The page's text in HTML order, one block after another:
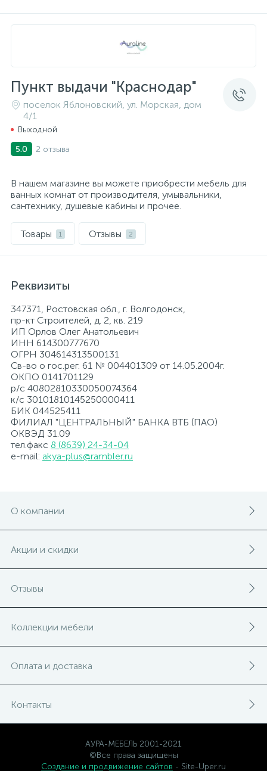
Пункт выдачи "Краснодар"
поселок Яблоновский, ул. Морская, дом
4/1
Выходной
5.0
2 отзыва
В нашем магазине вы можете приобрести мебель для
ванных комнат от производителя, умывальники,
сантехнику, душевые кабины и прочее.
Товары 1 Отзывы 2
Реквизиты
347371, Ростовская обл., г. Волгодонск,
пр-кт Строителей, д. 2, кв. 219
ИП Орлов Олег Анатольевич
ИНН 614300777670
ОГРН 304614313500131
Св-во о гос.рег. 61 № 004401309 от 14.05.2004г.
ОКПО 0141701129
р/с 40802810330050074364
к/с 30101810145250000411
БИК 044525411
ФИЛИАЛ "ЦЕНТРАЛЬНЫЙ" БАНКА ВТБ (ПАО)
ОКВЭД 31.09
тел.факс 8 (8639) 24-34-04
e-mail: akya-plus@rambler.ru
О компании
Акции и скидки
Отзывы
Коллекции мебели
Оплата и доставка
Контакты
АУРА-МЕБЕЛЬ 2001-2021
©Все права защищены
Создание и продвижение сайтов - Site-Uper.ru